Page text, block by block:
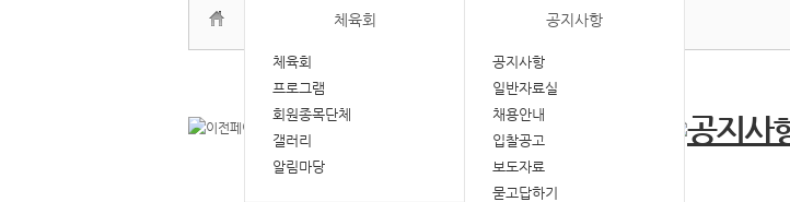
체육회
체육회
프로그램
회원종목단체
갤러리
알림마당
공지사항
공지사항
일반자료실
채용안내
입찰공고
보도자료
묻고답하기